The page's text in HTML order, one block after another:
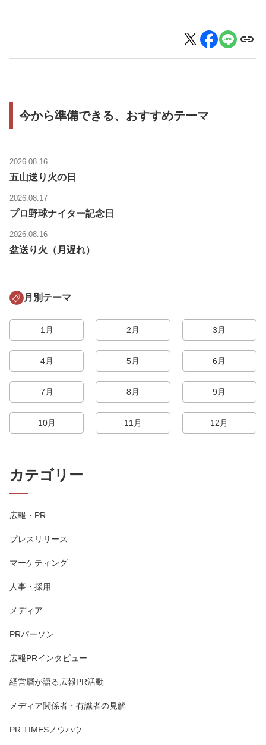
今から準備できる、おすすめテーマ
2026.08.16
五山送り火の日
2026.08.17
プロ野球ナイター記念日
2026.08.16
盆送り火（月遅れ）
月別テーマ
1月 2月 3月
4月 5月 6月
7月 8月 9月
10月 11月 12月
カテゴリー
広報・PR
プレスリリース
マーケティング
人事・採用
メディア
PRパーソン
広報PRインタビュー
経営層が語る広報PR活動
メディア関係者・有識者の見解
PR TIMESノウハウ